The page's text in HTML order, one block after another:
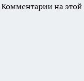
Комментарии на